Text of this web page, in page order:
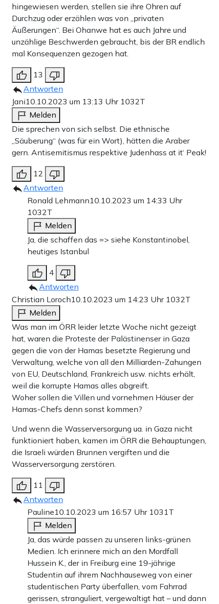
hingewiesen werden, stellen sie ihre Ohren auf
Durchzug oder erzählen was von „privaten
Äußerungen“. Bei Ohanwe hat es auch Jahre und
unzählige Beschwerden gebraucht, bis der BR endlich
mal Konsequenzen gezogen hat.
13
Antworten
Jani10.10.2023 um 13:13 Uhr 1032T
Melden
Die sprechen von sich selbst. Die ethnische
„Säuberung“ (was für ein Wort), hätten die Araber
gern. Antisemitismus respektive Judenhass at it‘ Peak!
12
Antworten
Ronald Lehmann10.10.2023 um 14:33 Uhr
1032T
Melden
Ja, die schaffen das => siehe Konstantinobel,
heutiges Istanbul
4
Antworten
Christian Loroch10.10.2023 um 14:23 Uhr 1032T
Melden
Was man im ÖRR leider letzte Woche nicht gezeigt
hat, waren die Proteste der Palästinenser in Gaza
gegen die von der Hamas besetzte Regierung und
Verwaltung, welche von all den Milliarden-Zahungen
von EU, Deutschland, Frankreich usw. nichts erhält,
weil die korrupte Hamas alles abgreift.
Woher sollen die Villen und vornehmen Häuser der
Hamas-Chefs denn sonst kommen?
Und wenn die Wasserversorgung ua. in Gaza nicht
funktioniert haben, kamen im ÖRR die Behauptungen,
die Israeli würden Brunnen vergiften und die
Wasserversorgung zerstören.
11
Antworten
Pauline10.10.2023 um 16:57 Uhr 1031T
Melden
Ja, das würde passen zu unseren links-grünen
Medien. Ich erinnere mich an den Mordfall
Hussein K., der in Freiburg eine 19-jährige
Studentin auf ihrem Nachhauseweg von einer
studentischen Party überfallen, vom Fahrrad
gerissen, stranguliert, vergewaltigt hat – und dann